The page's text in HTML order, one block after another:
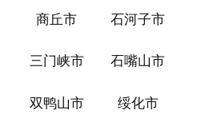
商丘市 石河子市
三门峡市 石嘴山市
双鸭山市 绥化市